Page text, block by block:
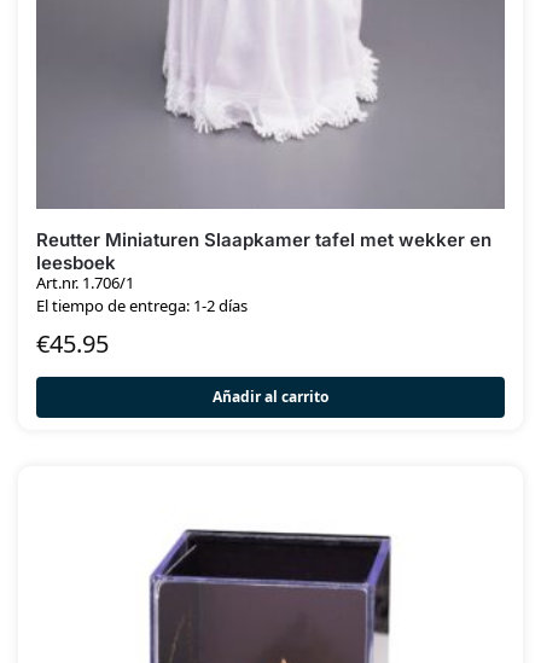
Reutter Miniaturen Slaapkamer tafel met wekker en
leesboek
Art.nr. 1.706/1
El tiempo de entrega: 1-2 días
€45.95
Añadir al carrito